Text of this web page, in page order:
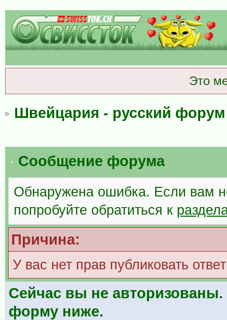
Это
Швейцария - русский
Сообщение форума
Обнаружена ошибка. Если вам
попробуйте обратиться к
Причина:
У вас нет прав публиковать
Сейчас вы не авторизованы.
форму ниже.